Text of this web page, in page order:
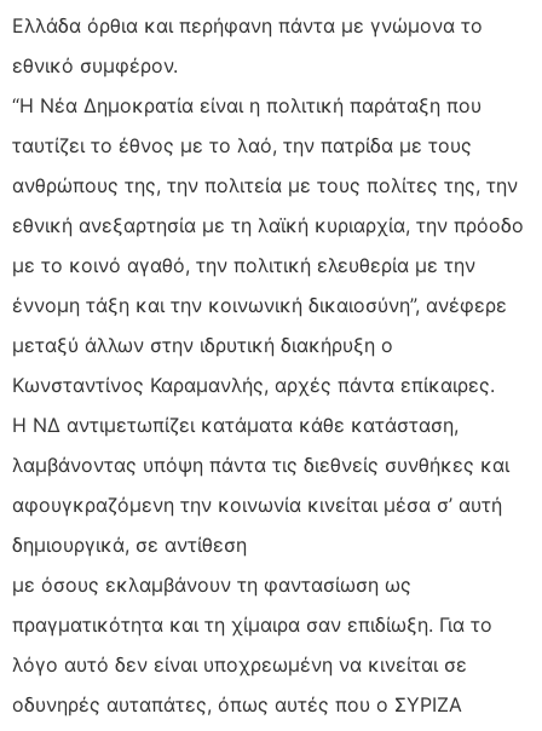
Ελλάδα όρθια και περήφανη πάντα με γνώμονα το
εθνικό συμφέρον.
“Η Νέα Δημοκρατία είναι η πολιτική παράταξη που
ταυτίζει το έθνος με το λαό, την πατρίδα με τους
ανθρώπους της, την πολιτεία με τους πολίτες της, την
εθνική ανεξαρτησία με τη λαϊκή κυριαρχία, την πρόοδο
με το κοινό αγαθό, την πολιτική ελευθερία με την
έννομη τάξη και την κοινωνική δικαιοσύνη”, ανέφερε
μεταξύ άλλων στην ιδρυτική διακήρυξη ο
Κωνσταντίνος Καραμανλής, αρχές πάντα επίκαιρες.
Η ΝΔ αντιμετωπίζει κατάματα κάθε κατάσταση,
λαμβάνοντας υπόψη πάντα τις διεθνείς συνθήκες και
αφουγκραζόμενη την κοινωνία κινείται μέσα σ’ αυτή
δημιουργικά, σε αντίθεση
με όσους εκλαμβάνουν τη φαντασίωση ως
πραγματικότητα και τη χίμαιρα σαν επιδίωξη. Για το
λόγο αυτό δεν είναι υποχρεωμένη να κινείται σε
οδυνηρές αυταπάτες, όπως αυτές που ο ΣΥΡΙΖΑ